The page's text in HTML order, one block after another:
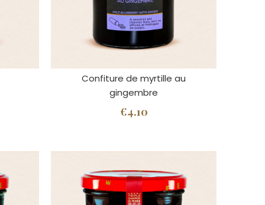
Confiture de myrtille au
gingembre
€4.10